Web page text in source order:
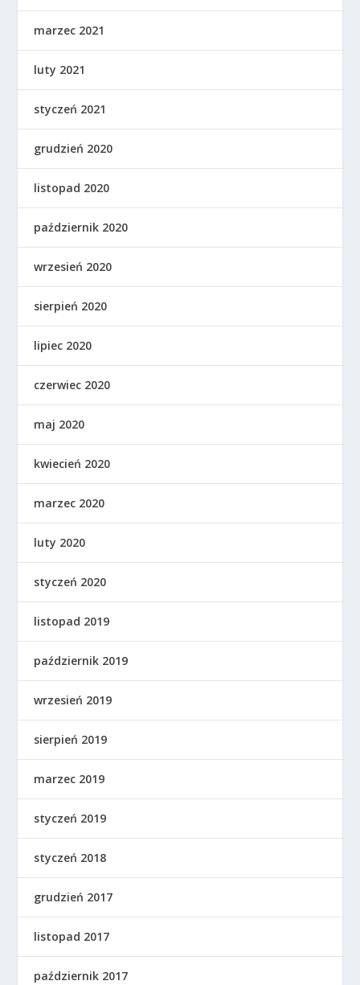
marzec 2021
luty 2021
styczeń 2021
grudzień 2020
listopad 2020
październik 2020
wrzesień 2020
sierpień 2020
lipiec 2020
czerwiec 2020
maj 2020
kwiecień 2020
marzec 2020
luty 2020
styczeń 2020
listopad 2019
październik 2019
wrzesień 2019
sierpień 2019
marzec 2019
styczeń 2019
styczeń 2018
grudzień 2017
listopad 2017
październik 2017